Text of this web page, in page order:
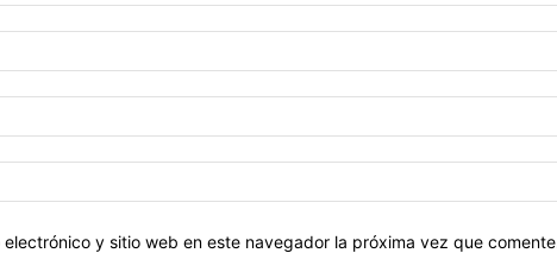
y sitio web en este navegador la próxima vez que comente.